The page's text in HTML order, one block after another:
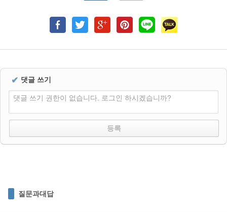
✔ 댓글 쓰기
댓글 쓰기 권한이 없습니다. 로그인 하시겠습니까?
질문과대답